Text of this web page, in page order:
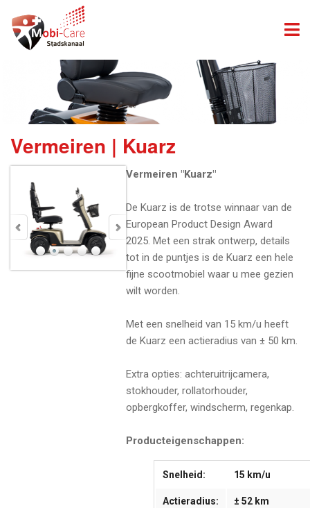
Vermeiren | Kuarz
Vermeiren "Kuarz"
De Kuarz is de trotse winnaar van de
European Product Design Award
2025. Met een strak ontwerp, details
tot in de puntjes is de Kuarz een hele
fijne scootmobiel waar u mee gezien
wilt worden.
Met een snelheid van 15 km/u heeft
de Kuarz een actieradius van ± 50 km.
Extra opties: achteruitrijcamera,
stokhouder, rollatorhouder,
opbergkoffer, windscherm, regenkap.
Producteigenschappen:
Snelheid: 15 km/u
Actieradius: ± 52 km